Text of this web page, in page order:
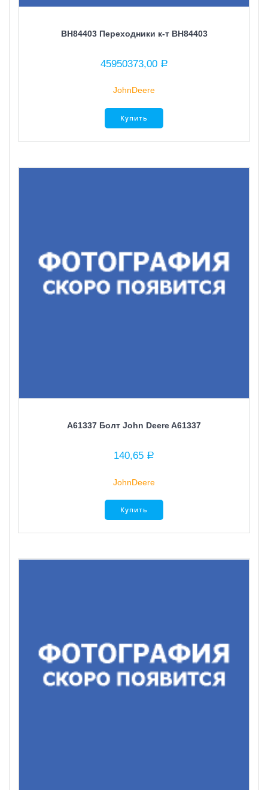
BH84403 Переходники к-т BH84403
45950373,00 Р
JohnDeere
Купить
A61337 Болт John Deere A61337
140,65 Р
JohnDeere
Купить